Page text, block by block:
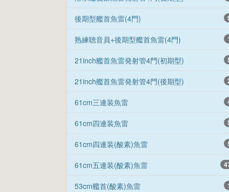
後期型艦首魚雷(4門)
熟練聴音員+後期型艦首魚雷(4門)
21inch艦首魚雷発射管4門(初期型)
21inch艦首魚雷発射管4門(後期型)
61cm三連装魚雷
61cm四連装魚雷
61cm四連装(酸素)魚雷
61cm五連装(酸素)魚雷
53cm艦首(酸素)魚雷